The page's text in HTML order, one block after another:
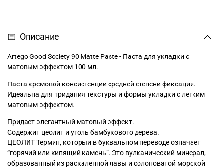
Описание
Artego Good Society 90 Matte Paste - Паста для укладки с
матовым эффектом 100 мл.
Паста кремовой консистенции средней степени фиксации.
Идеальна для придания текстуры и формы укладки с легким
матовым эффектом.
Придает элегантный матовый эффект.
Содержит цеолит и уголь бамбукового дерева.
ЦЕОЛИТ Термин, который в буквальном переводе означает
“горячий или кипящий камень”. Это вулканический минерал,
образованный из раскаленной лавы и солоноватой морской